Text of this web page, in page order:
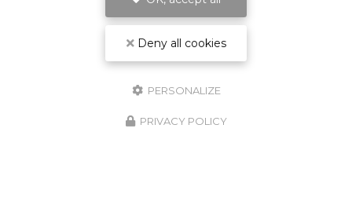
Deny all cookies
PERSONALIZE
PRIVACY POLICY